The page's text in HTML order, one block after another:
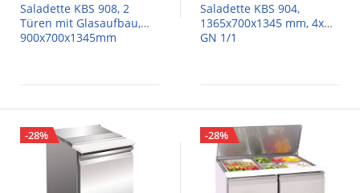
Saladette KBS 908, 2
Türen mit Glasaufbau,
900x700x1345mm
Saladette KBS 904,
1365x700x1345 mm, 4x
GN 1/1
-28% -28%